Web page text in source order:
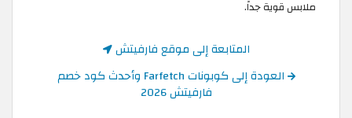
ملابس قوية جداً.
المتابعة إلى موقع فارفيتش
العودة إلى كوبونات Farfetch وأحدث كود خصم
فارفيتش 2026